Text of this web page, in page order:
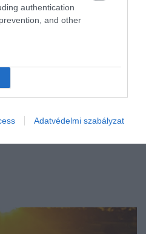
authentication
and other
Adatvédelmi szabályzat
időben megkezdett